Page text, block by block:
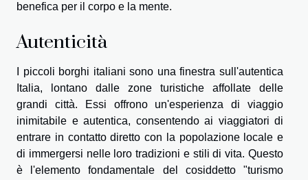
benefica per il corpo e la mente.
Autenticità
I piccoli borghi italiani sono una finestra sull'autentica
Italia, lontano dalle zone turistiche affollate delle
grandi città. Essi offrono un'esperienza di viaggio
inimitabile e autentica, consentendo ai viaggiatori di
entrare in contatto diretto con la popolazione locale e
di immergersi nelle loro tradizioni e stili di vita. Questo
è l'elemento fondamentale del cosiddetto "turismo